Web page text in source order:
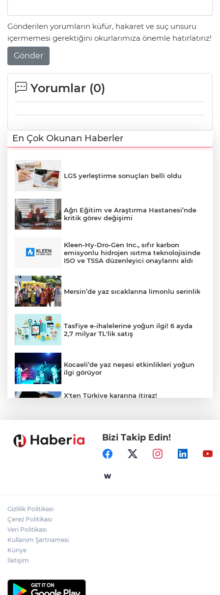
Gönderilen yorumların küfür, hakaret ve suç unsuru
içermemesi gerektiğini okurlarımıza önemle hatırlatırız!
Gönder
Yorumlar (0)
En Çok Okunan Haberler
LGS yerleştirme sonuçları belli oldu
Ağrı Eğitim ve Araştırma Hastanesi’nde
kritik görev değişimi
Kleen-Hy-Dro-Gen Inc., sıfır karbon
emisyonlu hidrojen ısıtma teknolojisinde
ISO ve TSSA düzenleyici onaylarını aldı
Mersin’de yaz sıcaklarına limonlu serinlik
Tasfiye e-ihalelerine yoğun ilgi! 6 ayda
2,7 milyar TL'lik satış
Kocaeli’de yaz neşesi etkinlikleri yoğun
ilgi görüyor
X'ten Türkiye kararına itiraz!
mahkemeye taşındı
Mersin'de 4 merkez ilçeye güçlü yağmur
suyu yatırımı
Türk Kayak Merkezleri Birliği'nin 3'üncü
Bizi Takip Edin!
Gizlilik Politikası
Çerez Politikası
Veri Politikası
Kullanım Şartnamesi
Künye
İletişim